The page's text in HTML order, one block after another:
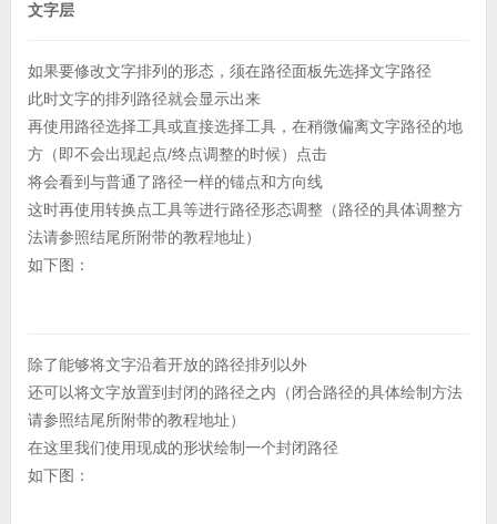
文字层
如果要修改文字排列的形态，须在路径面板先选择文字路径
此时文字的排列路径就会显示出来
再使用路径选择工具或直接选择工具，在稍微偏离文字路径的地
方（即不会出现起点/终点调整的时候）点击
将会看到与普通了路径一样的锚点和方向线
这时再使用转换点工具等进行路径形态调整（路径的具体调整方
法请参照结尾所附带的教程地址）
如下图：
除了能够将文字沿着开放的路径排列以外
还可以将文字放置到封闭的路径之内（闭合路径的具体绘制方法
请参照结尾所附带的教程地址）
在这里我们使用现成的形状绘制一个封闭路径
如下图：